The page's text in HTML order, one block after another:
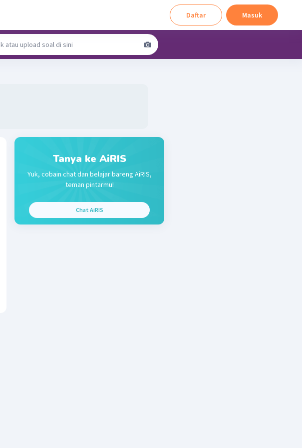
Daftar Masuk
Tanya ke AiRIS
Yuk, cobain chat dan belajar bareng AiRIS,
teman pintarmu!
Chat AiRIS